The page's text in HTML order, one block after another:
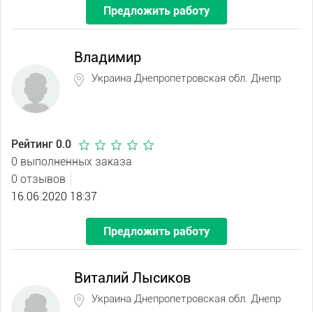
Предложить работу
Владимир
Украина Днепропетровская обл. Днепр
Рейтинг 0.0
0 выполненных заказа
0 отзывов
16.06.2020 18:37
Предложить работу
Виталий Лысиков
Украина Днепропетровская обл. Днепр